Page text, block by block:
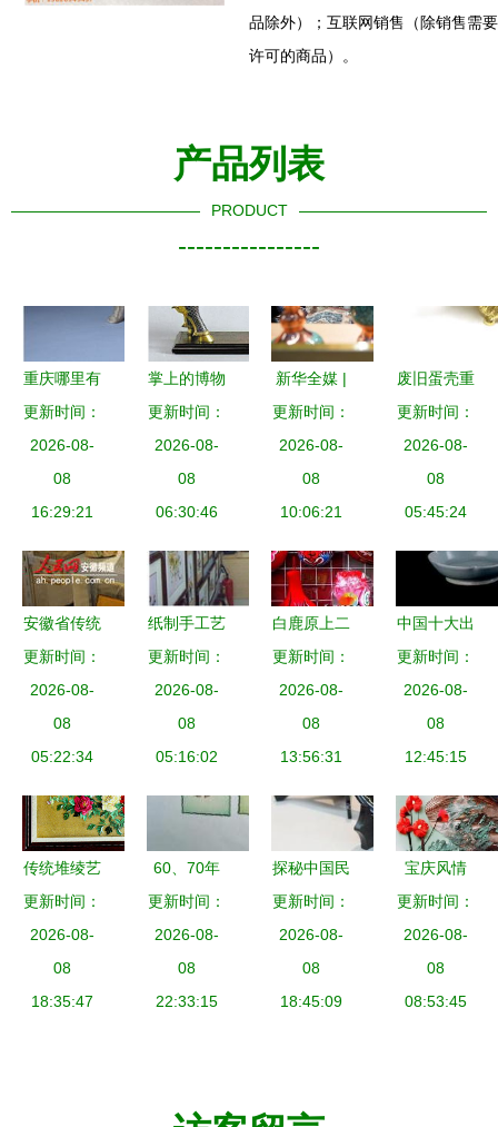
品除外）；互联网销售（除销售需要
许可的商品）。
产品列表
PRODUCT
----------------
重庆哪里有
正规鉴定古
董公司
更新时间：
2026-08-
08
16:29:21
掌上的博物
馆——论工
艺美术品在
日常生活中
的美学价值
更新时间：
2026-08-
08
06:30:46
新华全媒 |
多国工艺品
扮靓中俄博
览会工艺美
术品展区
更新时间：
2026-08-
08
10:06:21
废旧蛋壳重
生记 20个
令人惊叹的
蛋壳工艺
品，治愈您
份“蛋疼”人
生
更新时间：
2026-08-
08
05:45:24
安徽省传统
工艺美术品
饕餮盛宴今
日上演
更新时间：
2026-08-
08
05:22:34
纸制手工艺
品的艺术魅
力与环保价
值
更新时间：
2026-08-
08
05:16:02
白鹿原上二
三事，多的
是你不知道
的事！——
藏在工艺美
更新时间：
2026-08-
08
13:56:31
中国十大出
口产品排名
陶瓷上榜，
第一竟然是
柠檬酸与工
更新时间：
2026-08-
08
12:45:15
传统堆绫艺
术 针线之
间的文化瑰
宝
更新时间：
2026-08-
08
18:35:47
60、70年
代老书签
中国工艺美
术品的羽毛
与水彩记忆
更新时间：
2026-08-
08
22:33:15
探秘中国民
族工艺品
一堂别开生
面的文化通
识课
更新时间：
2026-08-
08
18:45:09
宝庆风情
邵阳羽毛画
——用羽毛
托起的传承
技艺
更新时间：
2026-08-
08
08:53:45